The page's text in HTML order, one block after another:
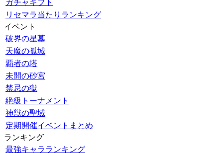
ガチャギフト
リセマラ当たりランキング
イベント
破界の星墓
天魔の孤城
覇者の塔
未開の砂宮
禁忌の獄
絶級トーナメント
神獣の聖域
定期開催イベントまとめ
ランキング
最強キャラランキング